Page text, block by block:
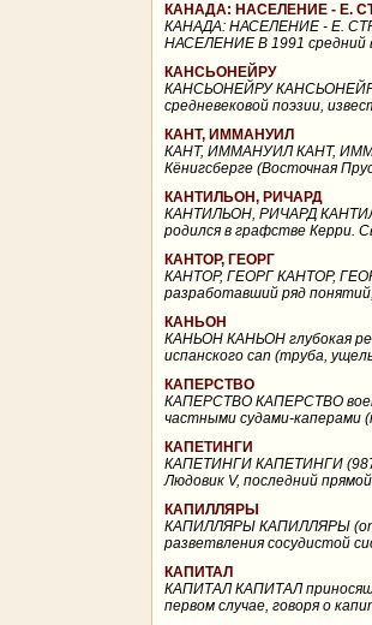
КАНАДА: НАСЕЛЕНИЕ - Е.
КАНАДА: НАСЕЛЕНИЕ - Е.
НАСЕЛЕНИЕ В 1991 средний
КАНСЬОНЕЙРУ
КАНСЬОНЕЙРУ КАНСЬОНЕЙРУ
средневековой поэзии,
КАНТ, ИММАНУИЛ
КАНТ, ИММАНУИЛ КАНТ,
Кёнигсберге (Восточная
КАНТИЛЬОН, РИЧАРД
КАНТИЛЬОН, РИЧАРД
родился в графстве Керри.
КАНТОР, ГЕОРГ
КАНТОР, ГЕОРГ КАНТОР,
разработавший ряд
КАНЬОН
КАНЬОН КАНЬОН глубокая
испанского can (труба,
КАПЕРСТВО
КАПЕРСТВО КАПЕРСТВО
частными судами-каперами
КАПЕТИНГИ
КАПЕТИНГИ КАПЕТИНГИ (987-
Людовик V, последний
КАПИЛЛЯРЫ
КАПИЛЛЯРЫ КАПИЛЛЯРЫ (от
разветвления сосудистой
КАПИТАЛ
КАПИТАЛ КАПИТАЛ
первом случае, говоря о